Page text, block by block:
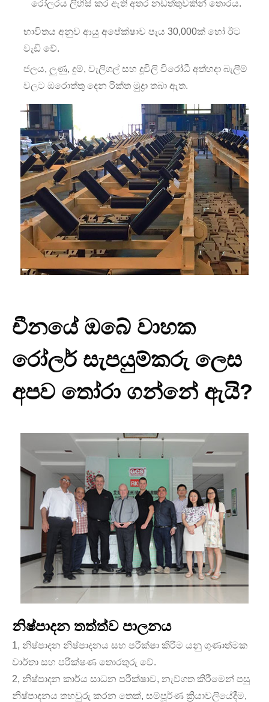
රෝලරය ලිහිසි කර ඇති අතර නඩත්තුවකින් තොරය.
භාවිතය අනුව ආයු අපේක්ෂාව පැය 30,000ක් හෝ ඊට
වැඩි වේ.
ජලය, ලුණු, දුම්, වැලිගල් සහ දූවිලි විරෝධී අත්හදා බැලීම්
වලට ඔරොත්තු දෙන රික්ත මුද්‍රා තබා ඇත.
චීනයේ ඔබේ වාහක
රෝලර් සැපයුම්කරු ලෙස
අපව තෝරා ගන්නේ ඇයි?
නිෂ්පාදන තත්ත්ව පාලනය
1, නිෂ්පාදන නිෂ්පාදනය සහ පරීක්ෂා කිරීම යනු ගුණාත්මක
වාර්තා සහ පරීක්ෂණ තොරතුරු වේ.
2, නිෂ්පාදන කාර්ය සාධන පරීක්ෂාව, නැව්ගත කිරීමෙන් පසු
නිෂ්පාදනය තහවුරු කරන තෙක්, සම්පූර්ණ ක්‍රියාවලියේදීම,